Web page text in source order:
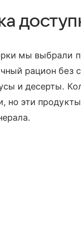
мы выбрали
рацион без
и десерты.
но эти